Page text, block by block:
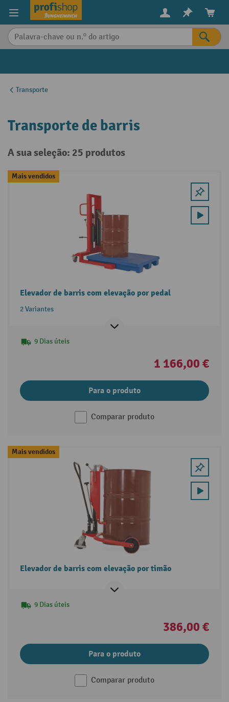
principal
Transporte
Transporte de barris
A sua seleção: 25 produtos
Mais vendidos
Elevador de barris com elevação por pedal
2 Variantes
9 Dias úteis
1 166,00 €
Para o produto
Comparar produto
Mais vendidos
Elevador de barris com elevação por timão
9 Dias úteis
386,00 €
Para o produto
Comparar produto